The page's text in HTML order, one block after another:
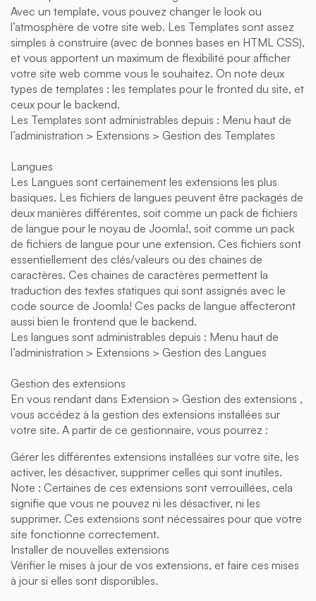
Avec un template, vous pouvez changer le look ou
l’atmosphère de votre site web. Les Templates sont assez
simples à construire (avec de bonnes bases en HTML CSS),
et vous apportent un maximum de flexibilité pour afficher
votre site web comme vous le souhaitez. On note deux
types de templates : les templates pour le fronted du site, et
ceux pour le backend.
Les Templates sont administrables depuis : Menu haut de
l’administration > Extensions > Gestion des Templates
Langues
Les Langues sont certainement les extensions les plus
basiques. Les fichiers de langues peuvent être packagés de
deux manières différentes, soit comme un pack de fichiers
de langue pour le noyau de Joomla!, soit comme un pack
de fichiers de langue pour une extension. Ces fichiers sont
essentiellement des clés/valeurs ou des chaines de
caractères. Ces chaines de caractères permettent la
traduction des textes statiques qui sont assignés avec le
code source de Joomla! Ces packs de langue affecteront
aussi bien le frontend que le backend.
Les langues sont administrables depuis : Menu haut de
l’administration > Extensions > Gestion des Langues
Gestion des extensions
En vous rendant dans Extension > Gestion des extensions ,
vous accédez à la gestion des extensions installées sur
votre site. A partir de ce gestionnaire, vous pourrez :
Gérer les différentes extensions installées sur votre site, les
activer, les désactiver, supprimer celles qui sont inutiles.
Note : Certaines de ces extensions sont verrouillées, cela
signifie que vous ne pouvez ni les désactiver, ni les
supprimer. Ces extensions sont nécessaires pour que votre
site fonctionne correctement.
Installer de nouvelles extensions
Vérifier le mises à jour de vos extensions, et faire ces mises
à jour si elles sont disponibles.